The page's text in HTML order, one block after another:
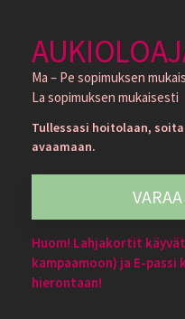
Ma – Pe sopimuksen
La sopimuksen mukaisesti
Tullessasi hoitolaan,
avaamaan.
Huom! Lahjakortit
kampaamoon) ja E-passi
hierontaan!